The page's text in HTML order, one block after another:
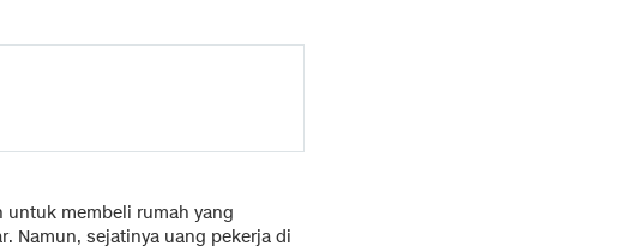
untuk membeli rumah yang
Namun, sejatinya uang pekerja di